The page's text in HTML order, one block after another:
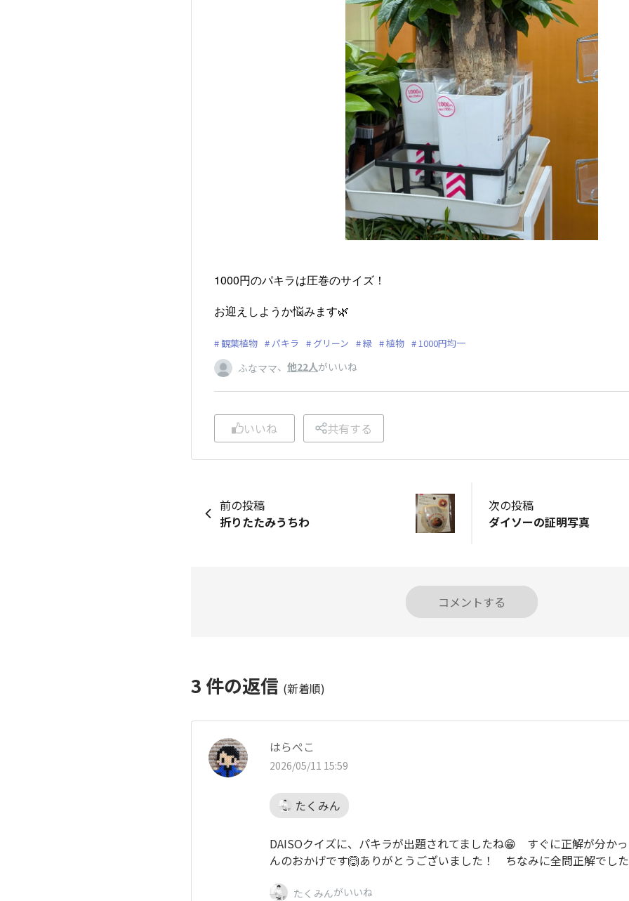
1000円のパキラは圧巻のサイズ！
お迎えしようか悩みます🌿‬
観葉植物 パキラ グリーン 緑 植物 1000円均一
ふなママ、 他22人がいいね
いいね 共有する
前の投稿
折りたたみうちわ
次の投稿
ダイソーの証明写真
コメントする
3 件の返信 (新着順)
はらぺこ
2026/05/11 15:59
たくみん
DAISOクイズに、パキラが出題されてましたね😁 すぐに正解が分か
んのおかげです🙆ありがとうございました！ ちなみに全問正解でし
たくみんがいいね